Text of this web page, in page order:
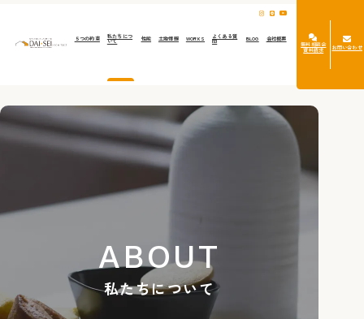
５つの約束 私たちにつ
いて 性能 土地情報 WORKS よくある質
問 BLOG 会社概要
無料相談会
資料請求 お問い合わせ
ABOUT
私たちについて